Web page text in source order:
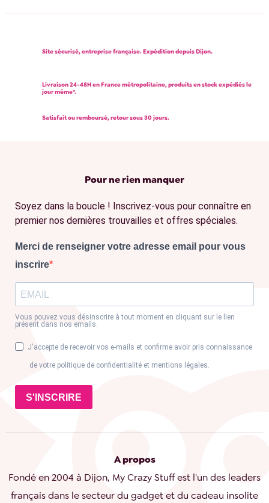
Site sécurisé, entreprise française. Expédition depuis Dijon.
Livraison 24-48H en France métropolitaine, produits en stock expédiés le
jour même*.
Satisfait ou remboursé, retour sous 30 jours.
Pour ne rien manquer
Soyez dans la boucle ! Inscrivez-vous pour connaître en
premier nos dernières trouvailles et offres spéciales.
Merci de renseigner votre adresse email pour vous
inscrire
Vous pouvez vous désinscrire à tout moment en cliquant sur le lien
présent dans nos emails.
J'accepte de recevoir vos e-mails et confirme avoir pris connaissance
de votre politique de confidentialité et mentions légales.
S'INSCRIRE
A propos
Fondé en 2004 à Dijon, My Crazy Stuff est l'un des leaders
français dans le secteur du gadget et du cadeau insolite